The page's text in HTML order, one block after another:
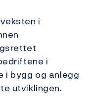
i
i
i bygg og anlegg
utviklingen.